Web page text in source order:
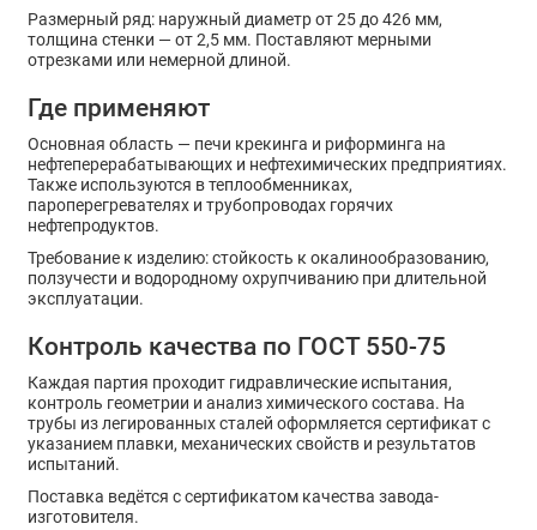
Размерный ряд: наружный диаметр от 25 до 426 мм,
толщина стенки — от 2,5 мм. Поставляют мерными
отрезками или немерной длиной.
Где применяют
Основная область — печи крекинга и риформинга на
нефтеперерабатывающих и нефтехимических предприятиях.
Также используются в теплообменниках,
пароперегревателях и трубопроводах горячих
нефтепродуктов.
Требование к изделию: стойкость к окалинообразованию,
ползучести и водородному охрупчиванию при длительной
эксплуатации.
Контроль качества по ГОСТ 550-75
Каждая партия проходит гидравлические испытания,
контроль геометрии и анализ химического состава. На
трубы из легированных сталей оформляется сертификат с
указанием плавки, механических свойств и результатов
испытаний.
Поставка ведётся с сертификатом качества завода-
изготовителя.